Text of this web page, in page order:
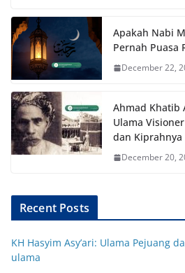
Apakah Nabi
Pernah Puasa
December 22,
Ahmad Khatib
Ulama
dan
December 20,
Recent Posts
KH Hasyim Asy’ari: Ulama Pejuang
ulama